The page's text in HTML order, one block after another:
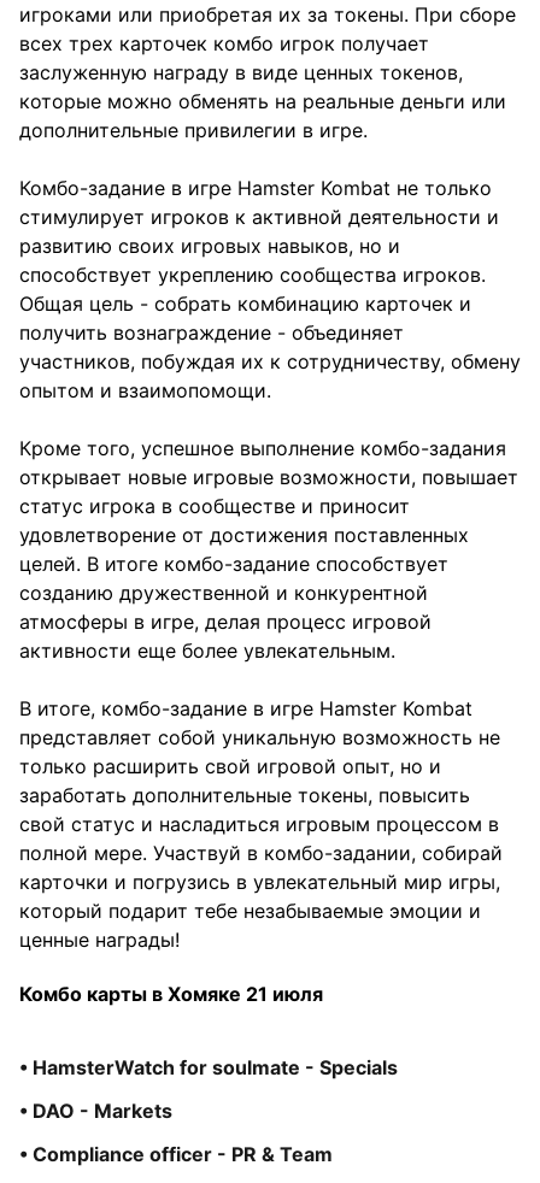
игроками или приобретая их за токены. При сборе
всех трех карточек комбо игрок получает
заслуженную награду в виде ценных токенов,
которые можно обменять на реальные деньги или
дополнительные привилегии в игре.
Комбо-задание в игре Hamster Kombat не только
стимулирует игроков к активной деятельности и
развитию своих игровых навыков, но и
способствует укреплению сообщества игроков.
Общая цель - собрать комбинацию карточек и
получить вознаграждение - объединяет
участников, побуждая их к сотрудничеству, обмену
опытом и взаимопомощи.
Кроме того, успешное выполнение комбо-задания
открывает новые игровые возможности, повышает
статус игрока в сообществе и приносит
удовлетворение от достижения поставленных
целей. В итоге комбо-задание способствует
созданию дружественной и конкурентной
атмосферы в игре, делая процесс игровой
активности еще более увлекательным.
В итоге, комбо-задание в игре Hamster Kombat
представляет собой уникальную возможность не
только расширить свой игровой опыт, но и
заработать дополнительные токены, повысить
свой статус и насладиться игровым процессом в
полной мере. Участвуй в комбо-задании, собирай
карточки и погрузись в увлекательный мир игры,
который подарит тебе незабываемые эмоции и
ценные награды!
Комбо карты в Хомяке 21 июля
• HamsterWatch for soulmate - Specials
• DAO - Markets
• Compliance officer - PR & Team